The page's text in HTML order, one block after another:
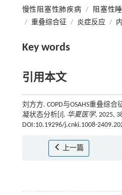
慢性阻塞性肺疾病 /
阻塞性
/ 重叠综合征 / 炎症反应 /
Key words
引用本文
刘方方. COPD与OSAHS重叠综
凝状态分析[J]. 华夏医学, 2025,
DOI:10.19296/j.cnki.1008-
上一篇